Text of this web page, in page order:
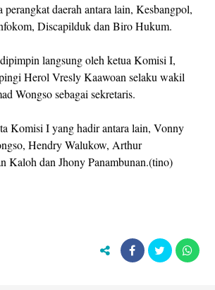
perangkat daerah antara lain, Kesbangpol,
Discapilduk dan Biro Hukum.
langsung oleh ketua Komisi I,
Herol Vresly Kaawoan selaku wakil
Wongso sebagai sekretaris.
Komisi I yang hadir antara lain, Vonny
Hendry Walukow, Arthur
Kaloh dan Jhony Panambunan.(tino)